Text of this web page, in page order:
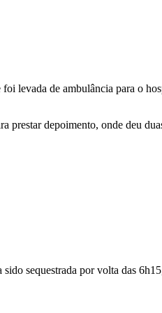
levada de ambulância para o
depoimento, onde deu
sequestrada por volta das